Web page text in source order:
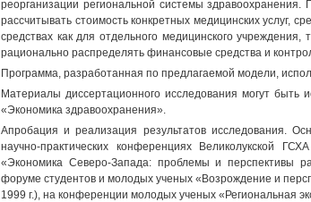
реорганизации региональной системы
рассчитывать стоимость конкретных медицинских
средствах как для отдельного медицинского
рационально распределять финансовые средства и
Программа, разработанная по предлагаемой модели,
Материалы диссертационного исследования могут быть
«Экономика здравоохранения».
Апробация и реализация результатов исследования.
научно-практических конференциях Великолукской
«Экономика Северо-Запада: проблемы и перспективы
форуме студентов и молодых ученых «Возрождение и
1999 г.), на конференции молодых ученых «Региональная